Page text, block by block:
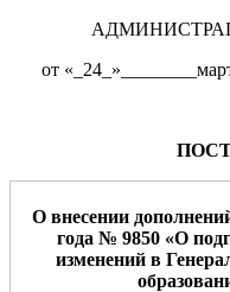
от
О внесении
года № 9850 «О
изменений в